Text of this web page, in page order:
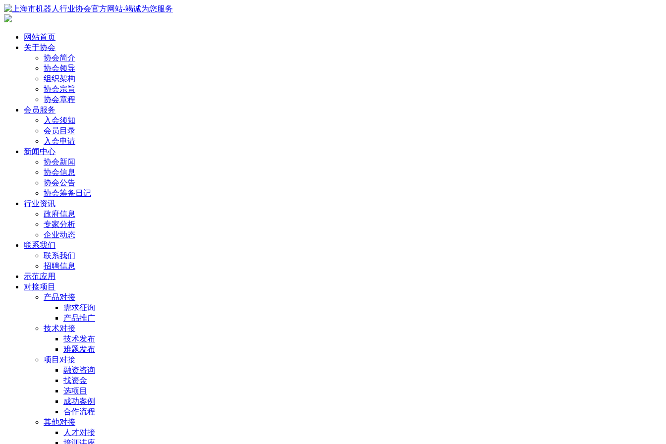
网站首页
关于协会
协会简介
协会领导
组织架构
协会宗旨
协会章程
会员服务
入会须知
会员目录
入会申请
新闻中心
协会新闻
协会信息
协会公告
协会筹备日记
行业资讯
政府信息
专家分析
企业动态
联系我们
联系我们
招聘信息
示范应用
对接项目
产品对接
需求征询
产品推广
技术对接
技术发布
难题发布
项目对接
融资咨询
找资金
选项目
成功案例
合作流程
其他对接
人才对接